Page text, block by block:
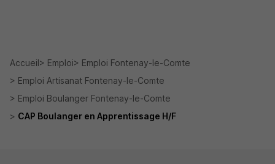
Accueil Emploi
Emploi Fontenay-le-Comte
Emploi Artisanat Fontenay-le-Comte
Emploi Boulanger Fontenay-le-Comte
CAP Boulanger en Apprentissage H/F